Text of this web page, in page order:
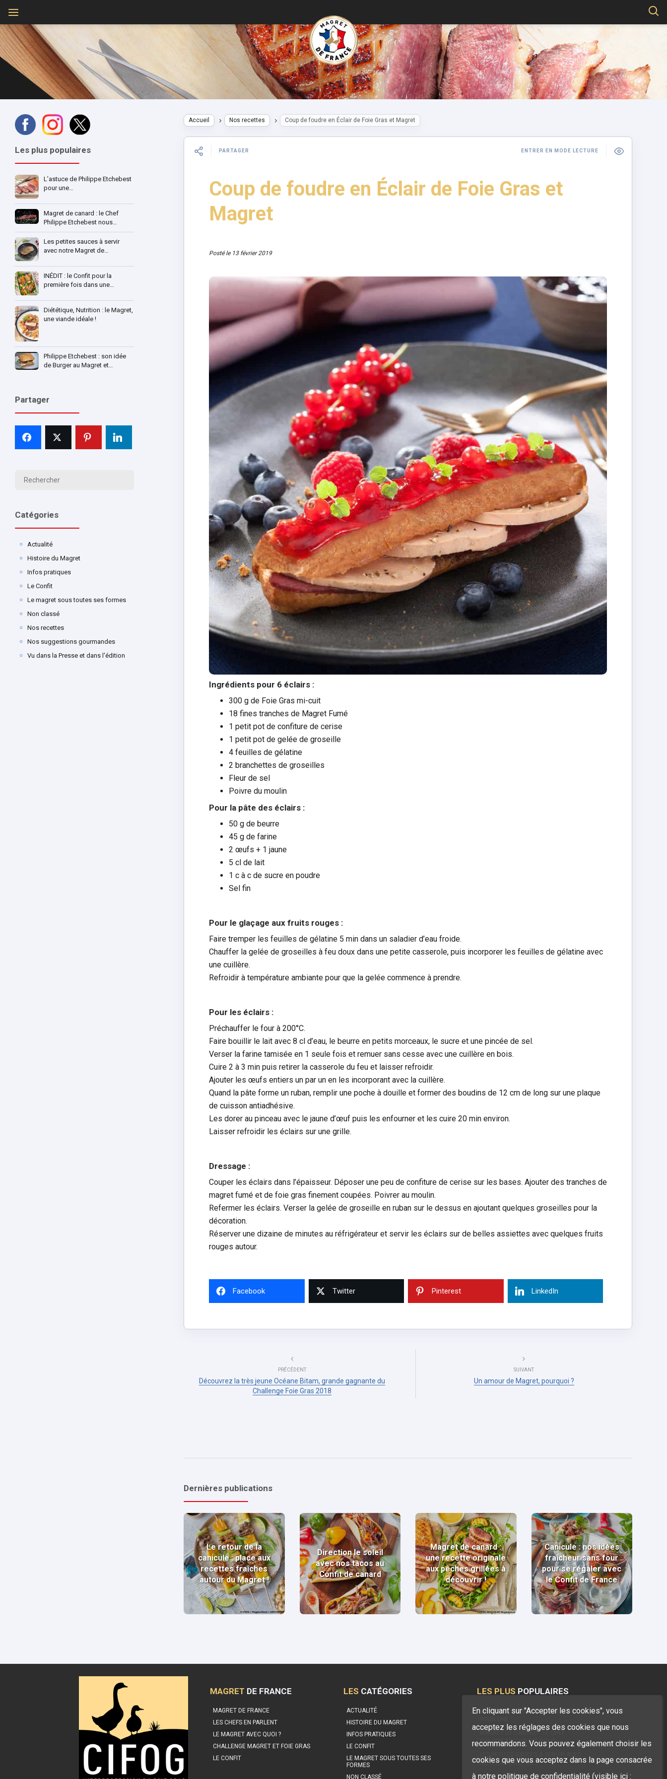
Les plus populaires
L’astuce de Philippe Etchebest
pour une…
Magret de canard : le Chef
Philippe Etchebest nous…
Les petites sauces à servir
avec notre Magret de…
INÉDIT : le Confit pour la
première fois dans une…
Diététique, Nutrition : le Magret,
une viande idéale !
Philippe Etchebest : son idée
de Burger au Magret et…
Partager
Catégories
Actualité
Histoire du Magret
Infos pratiques
Le Confit
Le magret sous toutes ses formes
Non classé
Nos recettes
Nos suggestions gourmandes
Vu dans la Presse et dans l'édition
Accueil Nos recettes Coup de foudre en Éclair de Foie Gras et Magret
PARTAGER ENTRER EN MODE LECTURE
Coup de foudre en Éclair de Foie Gras et
Magret
Posté le 13 février 2019
Ingrédients pour 6 éclairs :
300 g de Foie Gras mi-cuit
18 fines tranches de Magret Fumé
1 petit pot de confiture de cerise
1 petit pot de gelée de groseille
4 feuilles de gélatine
2 branchettes de groseilles
Fleur de sel
Poivre du moulin
Pour la pâte des éclairs :
50 g de beurre
45 g de farine
2 œufs + 1 jaune
5 cl de lait
1 c à c de sucre en poudre
Sel fin
Pour le glaçage aux fruits rouges :
Faire tremper les feuilles de gélatine 5 min dans un saladier d’eau froide.
Chauffer la gelée de groseilles à feu doux dans une petite casserole, puis incorporer les feuilles de gélatine avec
une cuillère.
Refroidir à température ambiante pour que la gelée commence à prendre.
Pour les éclairs :
Préchauffer le four à 200°C.
Faire bouillir le lait avec 8 cl d’eau, le beurre en petits morceaux, le sucre et une pincée de sel.
Verser la farine tamisée en 1 seule fois et remuer sans cesse avec une cuillère en bois.
Cuire 2 à 3 min puis retirer la casserole du feu et laisser refroidir.
Ajouter les œufs entiers un par un en les incorporant avec la cuillère.
Quand la pâte forme un ruban, remplir une poche à douille et former des boudins de 12 cm de long sur une plaque
de cuisson antiadhésive.
Les dorer au pinceau avec le jaune d’œuf puis les enfourner et les cuire 20 min environ.
Laisser refroidir les éclairs sur une grille.
Dressage :
Couper les éclairs dans l’épaisseur. Déposer une peu de confiture de cerise sur les bases. Ajouter des tranches de
magret fumé et de foie gras finement coupées. Poivrer au moulin.
Refermer les éclairs. Verser la gelée de groseille en ruban sur le dessus en ajoutant quelques groseilles pour la
décoration.
Réserver une dizaine de minutes au réfrigérateur et servir les éclairs sur de belles assiettes avec quelques fruits
rouges autour.
Facebook Twitter Pinterest LinkedIn
PRÉCÉDENT
Découvrez la très jeune Océane Bitam, grande gagnante du
Challenge Foie Gras 2018
SUIVANT
Un amour de Magret, pourquoi ?
Dernières publications
Le retour de la
canicule : place aux
recettes fraîches
autour du Magret !
Direction le soleil
avec nos tacos au
Confit de canard
Magret de canard :
une recette originale
aux pêches grillées à
découvrir !
Canicule : nos idées
fraîcheur sans four
pour se régaler avec
le Confit de France
MAGRET DE FRANCE
MAGRET DE FRANCE
LES CHEFS EN PARLENT
LE MAGRET AVEC QUOI ?
CHALLENGE MAGRET ET FOIE GRAS
LE CONFIT
LES CATÉGORIES
ACTUALITÉ
HISTOIRE DU MAGRET
INFOS PRATIQUES
LE CONFIT
LE MAGRET SOUS TOUTES SES
FORMES
NON CLASSÉ
LES PLUS POPULAIRES
L’ASTUCE DE PHILIPPE ETCHEBEST
MAGRET DE CANARD : LE CHEF
PHILIPPE ETCHEBEST NOUS…
NOTRE MAGRET DE…
INÉDIT : LE CONFIT POUR LA
En cliquant sur "Accepter les cookies", vous
acceptez les réglages des cookies que nous
recommandons. Vous pouvez également choisir les
cookies que vous acceptez dans la page consacrée
à notre politique de confidentialité (visible ici :